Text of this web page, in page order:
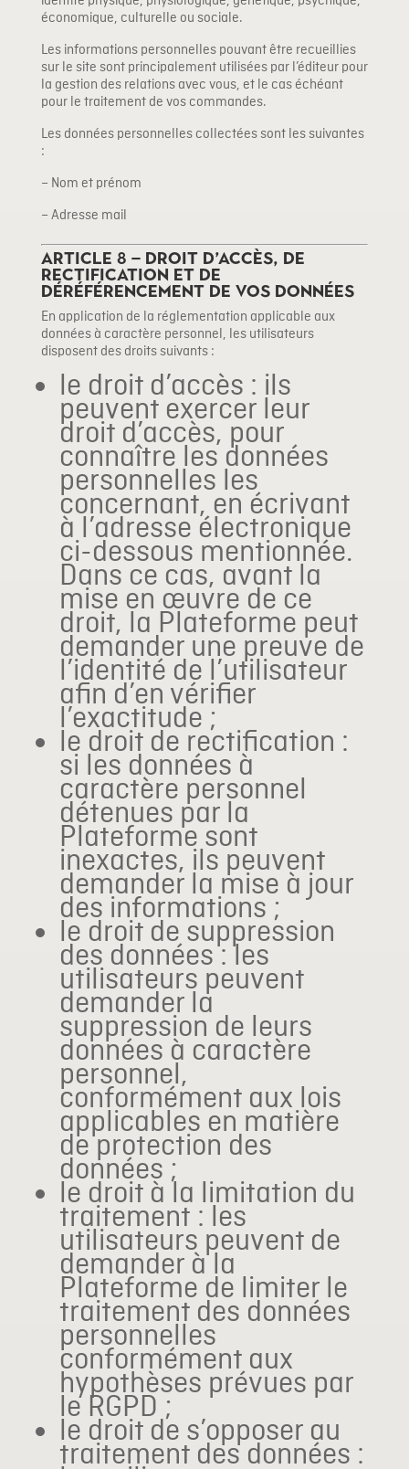
économique, culturelle ou sociale.
Les informations personnelles pouvant être recueillies
sur le site sont principalement utilisées par l’éditeur pour
la gestion des relations avec vous, et le cas échéant
pour le traitement de vos commandes.
Les données personnelles collectées sont les suivantes
:
– Nom et prénom
– Adresse mail
Article 8 – Droit d’accès, de
rectification et de
déréférencement de vos données
En application de la réglementation applicable aux
données à caractère personnel, les utilisateurs
disposent des droits suivants :
le droit d’accès : ils
peuvent exercer leur
droit d’accès, pour
connaître les données
personnelles les
concernant, en écrivant
à l’adresse électronique
ci-dessous mentionnée.
Dans ce cas, avant la
mise en œuvre de ce
droit, la Plateforme peut
demander une preuve de
l’identité de l’utilisateur
afin d’en vérifier
l’exactitude ;
le droit de rectification :
si les données à
caractère personnel
détenues par la
Plateforme sont
inexactes, ils peuvent
demander la mise à jour
des informations ;
le droit de suppression
des données : les
utilisateurs peuvent
demander la
suppression de leurs
données à caractère
personnel,
conformément aux lois
applicables en matière
de protection des
données ;
le droit à la limitation du
traitement : les
utilisateurs peuvent de
demander à la
Plateforme de limiter le
traitement des données
personnelles
conformément aux
hypothèses prévues par
le RGPD ;
le droit de s’opposer au
traitement des données :